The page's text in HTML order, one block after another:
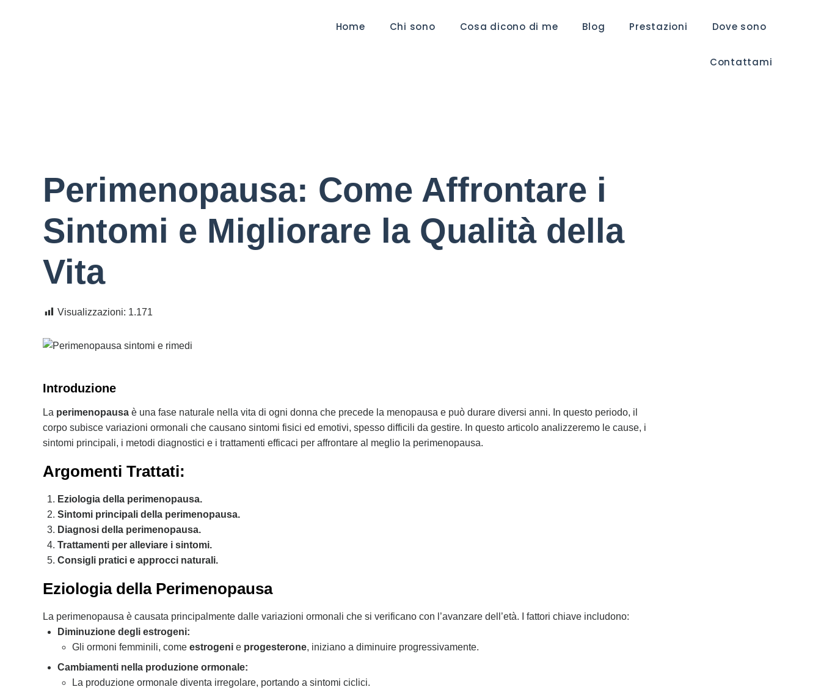
Home Chi sono Cosa dicono di me Blog Prestazioni Dove sono
Contattami
Perimenopausa: Come Affrontare i
Sintomi e Migliorare la Qualità della
Vita
Visualizzazioni: 1.171
Introduzione
La perimenopausa è una fase naturale nella vita di ogni donna che precede la menopausa e può durare diversi anni. In questo periodo, il
corpo subisce variazioni ormonali che causano sintomi fisici ed emotivi, spesso difficili da gestire. In questo articolo analizzeremo le cause, i
sintomi principali, i metodi diagnostici e i trattamenti efficaci per affrontare al meglio la perimenopausa.
Argomenti Trattati:
Eziologia della perimenopausa.
Sintomi principali della perimenopausa.
Diagnosi della perimenopausa.
Trattamenti per alleviare i sintomi.
Consigli pratici e approcci naturali.
Eziologia della Perimenopausa
La perimenopausa è causata principalmente dalle variazioni ormonali che si verificano con l’avanzare dell’età. I fattori chiave includono:
Diminuzione degli estrogeni:
Gli ormoni femminili, come estrogeni e progesterone, iniziano a diminuire progressivamente.
Cambiamenti nella produzione ormonale:
La produzione ormonale diventa irregolare, portando a sintomi ciclici.